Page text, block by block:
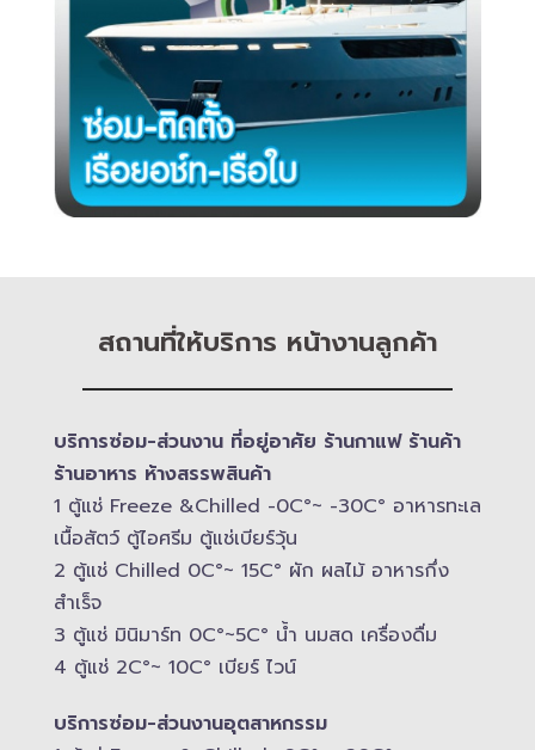
สถานที่ให้บริการ หน้างานลูกค้า
บริการซ่อม-​ส่วนงาน ที่อยู่อาศัย ร้านกาแฟ ร้านค้า
ร้านอาหาร ห้างสรรพสินค้า
1 ตู้แช่ Freeze &​Chilled -​0C°~ -​30C° อาหารทะเล
เนื้อสัตว์ ตู้ไอศรีม ตู้แช่เบียร์วุ้น
2 ตู้แช่ Chilled​ 0C°~ 15C° ผัก ผลไม้ อาหารกึ่ง
สำเร็จ
3 ตู้แช่​ มินิมาร์ท 0C°~5C° น้ำ นมสด เครื่องดื่ม
4 ตู้แช่ 2C°~ 10​C° เบียร์ ไวน์
บริการซ่อม-​ส่วนงานอุตสาหกรรม